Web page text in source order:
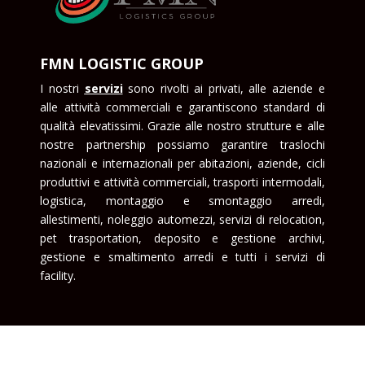
FMN LOGISTIC GROUP
I nostri servizisono rivolti ai privati, alle aziende e
alle attività commerciali e garantiscono standard di
qualità elevatissimi. Grazie alle nostro strutture e alle
nostre partnership possiamo garantire traslochi
nazionali e internazionali per abitazioni, aziende, cicli
produttivi e attività commerciali, trasporti intermodali,
logistica, montaggio e smontaggio arredi,
allestimenti, noleggio automezzi, servizi di relocation,
pet trasportation, deposito e gestione archivi,
gestione e smaltimento arredi e tutti i servizi di
facility.